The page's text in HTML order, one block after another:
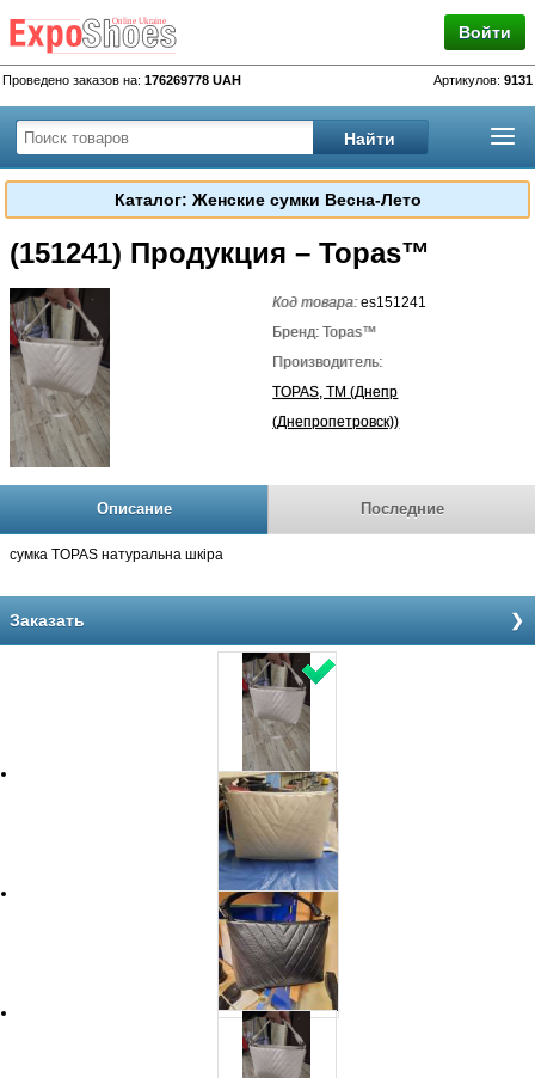
Войти
Проведено заказов на: 176269778 UAH Артикулов: 9131
Каталог: Женские сумки Весна-Лето
(151241) Продукция – Topas™
Код товара:es151241
Бренд: Topas™
Производитель:
TOPAS, TM (Днепр
(Днепропетровск))
Описание Последние
сумка TOPAS натуральна шкіра
Заказать